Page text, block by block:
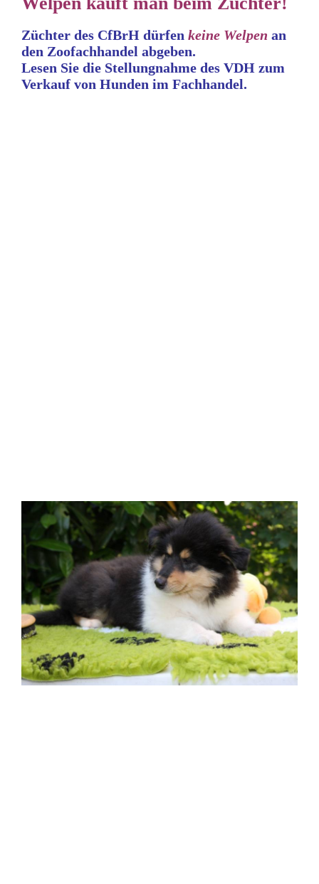
Züchter des CfBrH dürfen keine Welpen an
den Zoofachhandel abgeben.
Lesen Sie die Stellungnahme des VDH zum
Verkauf von Hunden im Fachhandel.